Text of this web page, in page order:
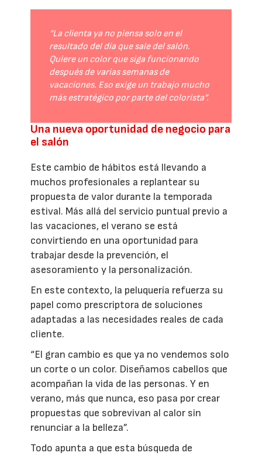
“La clienta ya no piensa solo en el
resultado del día que sale del salón.
Quiere un color que siga funcionando
después de varias semanas de
vacaciones. Eso exige un trabajo mucho
más estratégico por parte del colorista”.
Una nueva oportunidad de negocio para
el salón
Este cambio de hábitos está llevando a
muchos profesionales a replantear su
propuesta de valor durante la temporada
estival. Más allá del servicio puntual previo a
las vacaciones, el verano se está
convirtiendo en una oportunidad para
trabajar desde la prevención, el
asesoramiento y la personalización.
En este contexto, la peluquería refuerza su
papel como prescriptora de soluciones
adaptadas a las necesidades reales de cada
cliente.
“El gran cambio es que ya no vendemos solo
un corte o un color. Diseñamos cabellos que
acompañan la vida de las personas. Y en
verano, más que nunca, eso pasa por crear
propuestas que sobrevivan al calor sin
renunciar a la belleza”.
Todo apunta a que esta búsqueda de